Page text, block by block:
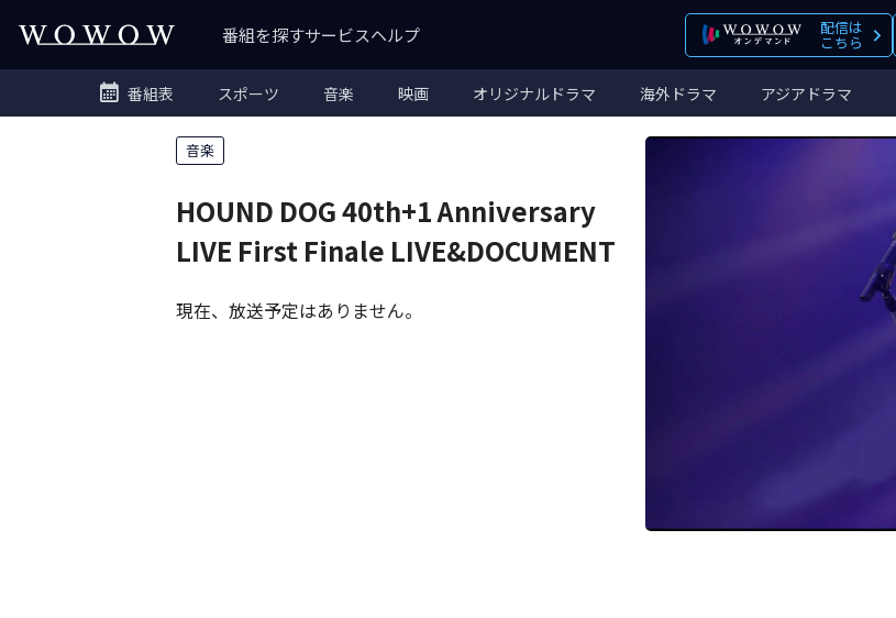
番組を探すサービスヘルプ 配信は
こちら
番組表 スポーツ 音楽 映画 オリジナルドラマ 海外ドラマ アジアドラマ
音楽
HOUND DOG 40th+1 Anniversary
LIVE First Finale LIVE&DOCUMENT
現在、放送予定はありません。